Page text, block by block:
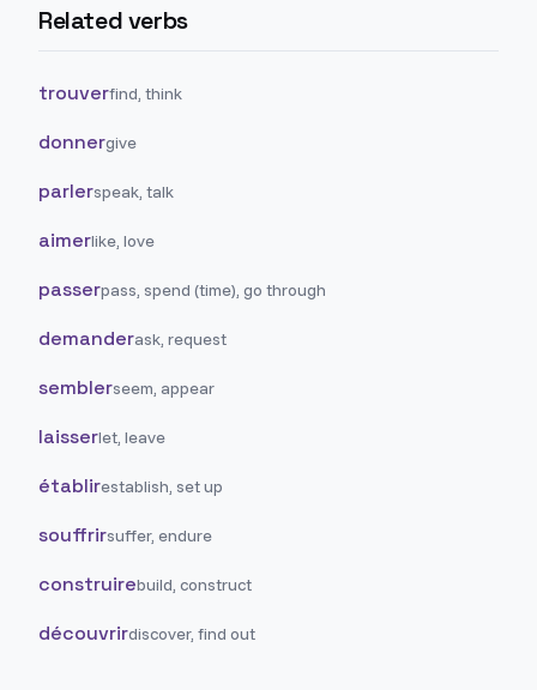
Related verbs
trouverfind, think
donnergive
parlerspeak, talk
aimerlike, love
passerpass, spend (time), go through
demanderask, request
semblerseem, appear
laisserlet, leave
établirestablish, set up
souffrirsuffer, endure
construirebuild, construct
découvrirdiscover, find out